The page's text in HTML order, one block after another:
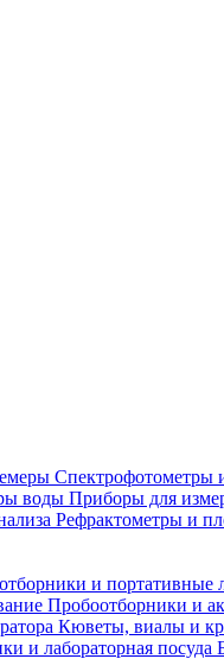
Спектрофотометры
воды Приборы для
Рефрактометры и
и портативные
Пробоотборники и
Кюветы, виалы и
и лабораторная посуда